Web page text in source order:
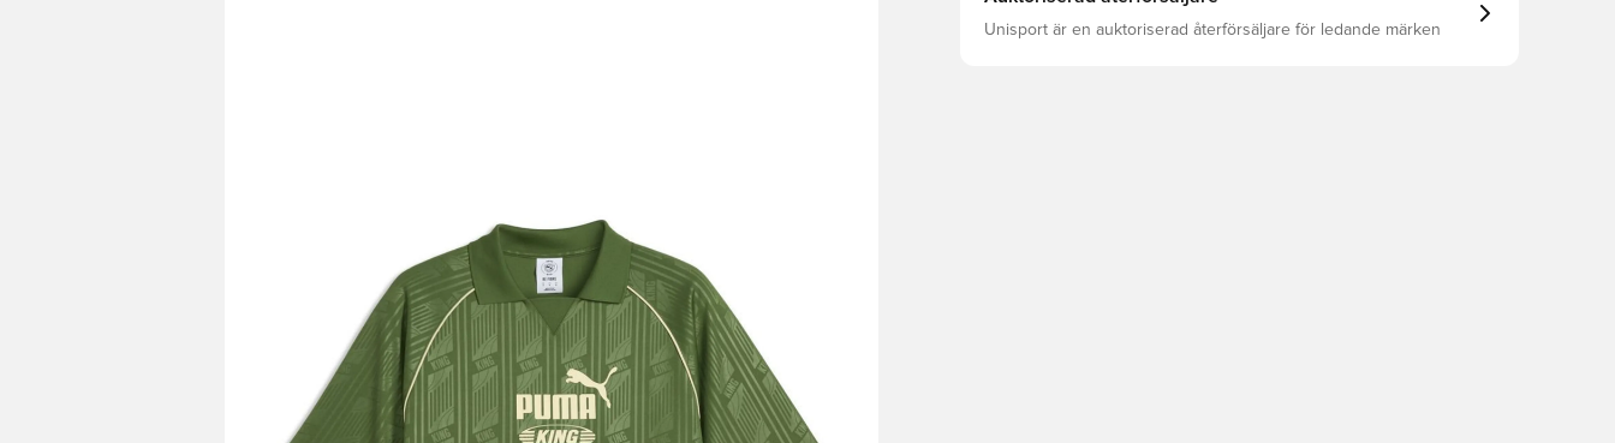
Unisport är en auktoriserad återförsäljare för ledande märken